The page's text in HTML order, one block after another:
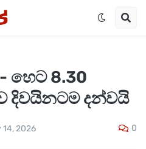
හෙට 8.30
දිවයිනටම දන්වයි
14, 2026 0